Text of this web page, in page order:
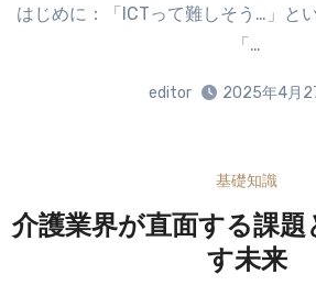
はじめに：「ICTって難しそう…」という不安を解消しよう
「…
editor 2025年4月
基礎知識
介護業界が直面する課題
す未来